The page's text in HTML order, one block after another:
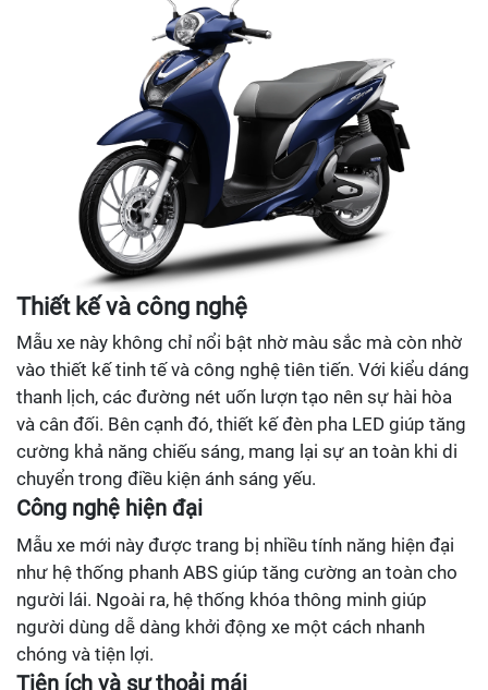
Thiết kế và công nghệ
Mẫu xe này không chỉ nổi bật nhờ màu sắc mà còn nhờ
vào thiết kế tinh tế và công nghệ tiên tiến. Với kiểu dáng
thanh lịch, các đường nét uốn lượn tạo nên sự hài hòa
và cân đối. Bên cạnh đó, thiết kế đèn pha LED giúp tăng
cường khả năng chiếu sáng, mang lại sự an toàn khi di
chuyển trong điều kiện ánh sáng yếu.
Công nghệ hiện đại
Mẫu xe mới này được trang bị nhiều tính năng hiện đại
như hệ thống phanh ABS giúp tăng cường an toàn cho
người lái. Ngoài ra, hệ thống khóa thông minh giúp
người dùng dễ dàng khởi động xe một cách nhanh
chóng và tiện lợi.
Tiện ích và sự thoải mái